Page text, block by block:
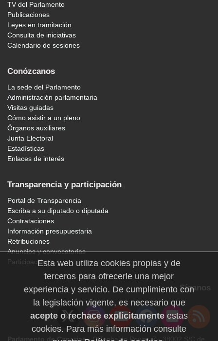
TV del Parlamento
Publicaciones
Leyes en tramitación
Consulta de iniciativas
Calendario de sesiones
Conózcanos
La sede del Parlamento
Administración parlamentaria
Visitas guiadas
Cómo asistir a un pleno
Órganos auxiliares
Junta Electoral
Estadísticas
Enlaces de interés
Transparencia y participación
Portal de Transparencia
Escriba a su diputado o diputada
Contrataciones
Información presupuestaria
Retribuciones
Anuncios y convocatorias
Participación
Síganos
Parlamento de Canarias· C/Teobaldo Power, 7 · 38002 S/C de
Esta web utiliza cookies propias y de
terceros para ofrecerle una mejor
experiencia y servicio. De cumplimiento con
la legislación vigente, es necesario que
acepte o rechace explícitamente estas
cookies. Para más información consulte